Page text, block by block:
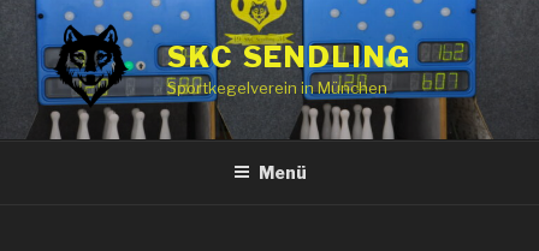
springen
SKC SENDLING
Sportkegelverein in München
Menü